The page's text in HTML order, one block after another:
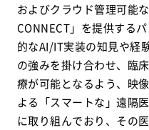
およびクラウド管理可能
CONNECT」を提供する
的なAI/IT実装の知見や経
の強みを掛け合わせ、臨
療が可能となるよう、映
よる「スマートな」遠隔
に取り組んでおり、その